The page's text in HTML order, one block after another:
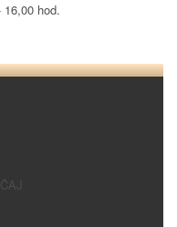
hod.